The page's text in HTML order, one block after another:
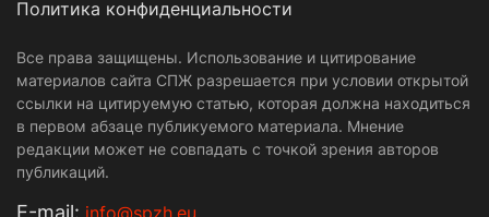
Политика конфиденциальности
Все права защищены. Использование и цитирование
материалов сайта СПЖ разрешается при условии открытой
ссылки на цитируемую статью, которая должна находиться
в первом абзаце публикуемого материала. Мнение
редакции может не совпадать с точкой зрения авторов
публикаций.
Е-mail: